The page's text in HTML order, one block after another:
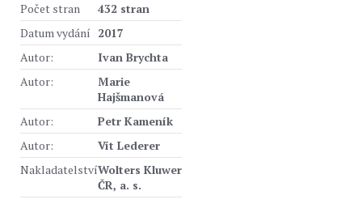
Počet stran
432 stran
Datum vydání 2017
Autor:
Ivan Brychta
Autor:
Marie
Hajšmanová
Autor:
Petr Kameník
Autor:
Vít Lederer
NakladatelstvíWolters Kluwer
ČR, a. s.